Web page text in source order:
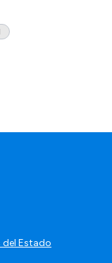
del Estado